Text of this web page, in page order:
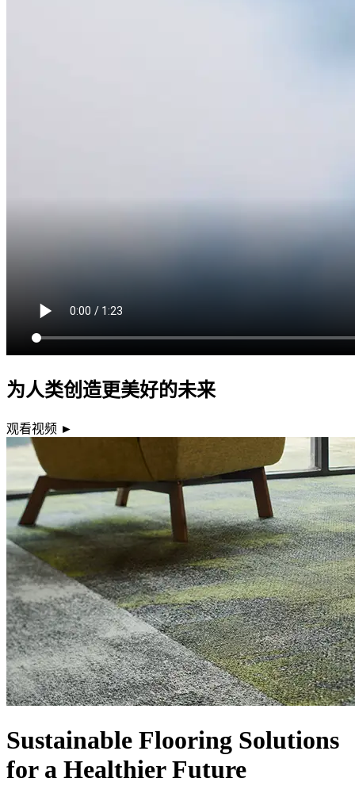
为人类创造更美好的未来
观看视频 ►
Sustainable Flooring Solutions
for a Healthier Future